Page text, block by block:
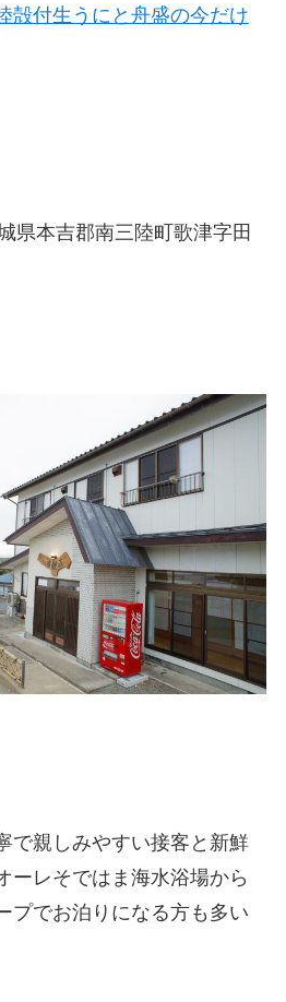
殻付生うにと舟盛の今だけ
県本吉郡南三陸町歌津字田
で親しみやすい接客と新鮮
ーレそではま海水浴場から
プでお泊りになる方も多い